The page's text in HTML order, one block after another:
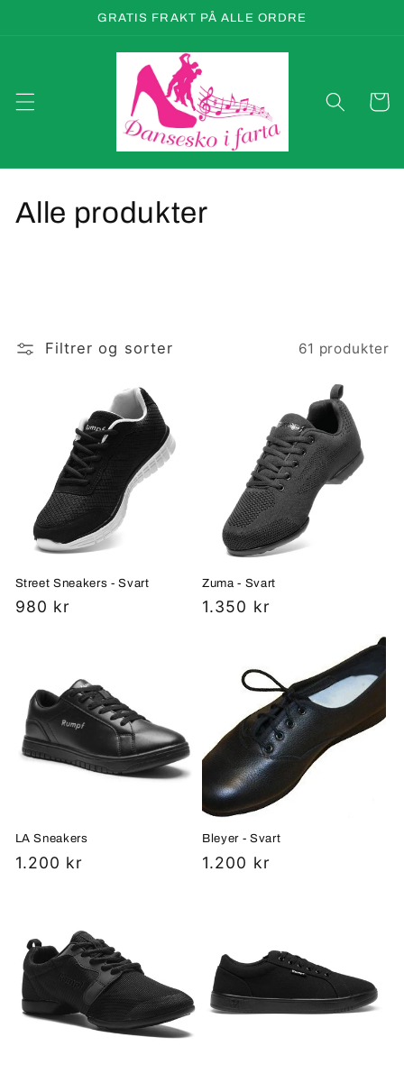
GRATIS FRAKT PÅ ALLE ORDRE
S
i
Alle produkter
Filtrer og sorter 61 produkter
Street Sneakers - Svart
Vanlig
980 kr
Zuma - Svart
Vanlig
1.350 kr
LA Sneakers
Vanlig
1.200 kr
Bleyer - Svart
Vanlig
1.200 kr